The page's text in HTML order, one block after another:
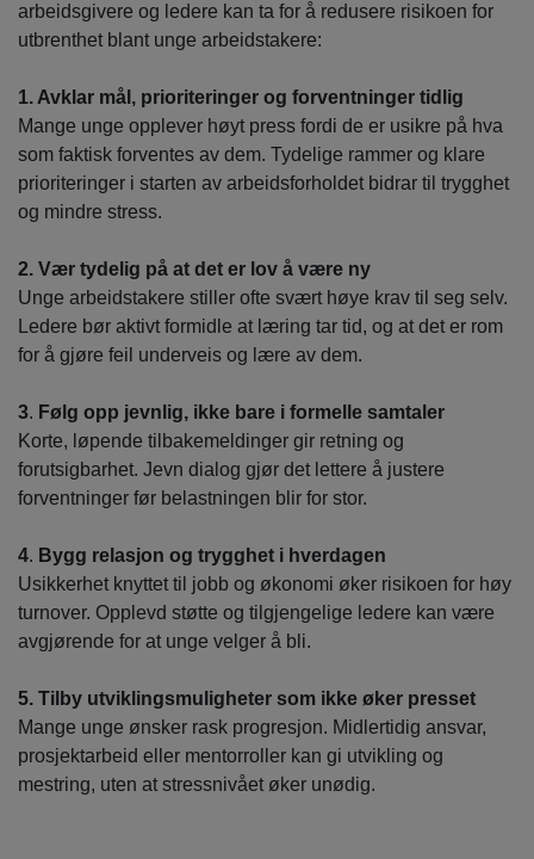
arbeidsgivere og ledere kan ta for å redusere risikoen for
utbrenthet blant unge arbeidstakere:
1. Avklar mål, prioriteringer og forventninger tidlig
Mange unge opplever høyt press fordi de er usikre på hva
som faktisk forventes av dem. Tydelige rammer og klare
prioriteringer i starten av arbeidsforholdet bidrar til trygghet
og mindre stress.
2. Vær tydelig på at det er lov å være ny
Unge arbeidstakere stiller ofte svært høye krav til seg selv.
Ledere bør aktivt formidle at læring tar tid, og at det er rom
for å gjøre feil underveis og lære av dem.
3. Følg opp jevnlig, ikke bare i formelle samtaler
Korte, løpende tilbakemeldinger gir retning og
forutsigbarhet. Jevn dialog gjør det lettere å justere
forventninger før belastningen blir for stor.
4. Bygg relasjon og trygghet i hverdagen
Usikkerhet knyttet til jobb og økonomi øker risikoen for høy
turnover. Opplevd støtte og tilgjengelige ledere kan være
avgjørende for at unge velger å bli.
5. Tilby utviklingsmuligheter som ikke øker presset
Mange unge ønsker rask progresjon. Midlertidig ansvar,
prosjektarbeid eller mentorroller kan gi utvikling og
mestring, uten at stressnivået øker unødig.